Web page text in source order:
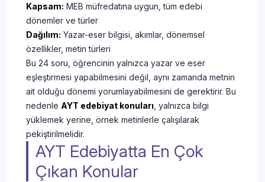
Kapsam: MEB müfredatına uygun, tüm edebi
dönemler ve türler
Dağılım: Yazar-eser bilgisi, akımlar, dönemsel
özellikler, metin türleri
Bu 24 soru, öğrencinin yalnızca yazar ve eser
eşleştirmesi yapabilmesini değil, aynı zamanda metnin
ait olduğu dönemi yorumlayabilmesini de gerektirir. Bu
nedenle AYT edebiyat konuları , yalnızca bilgi
yüklemek yerine, örnek metinlerle çalışılarak
pekiştirilmelidir.
AYT Edebiyatta En Çok
Çıkan Konular